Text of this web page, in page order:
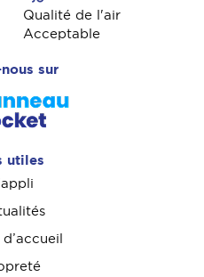
Qualité de l'air
Acceptable
sur
utiles